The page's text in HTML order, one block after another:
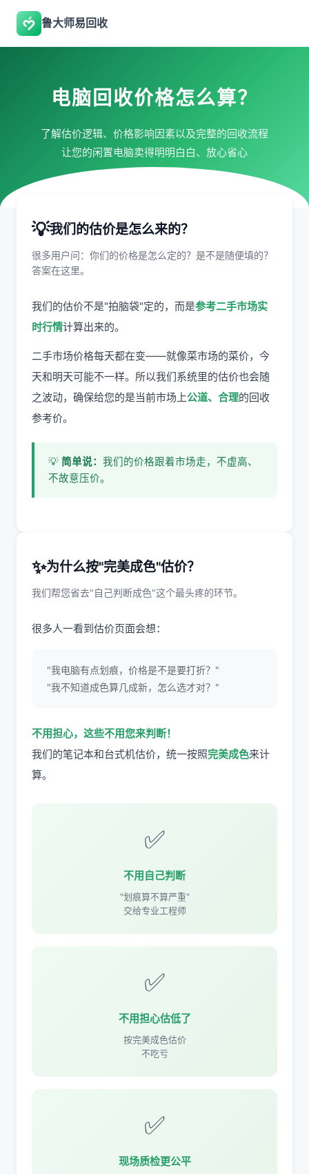
鲁大师易回收
电脑回收价格怎么算？
了解估价逻辑、价格影响因素以及完整的回收流程
让您的闲置电脑卖得明明白白、放心省心
💡我们的估价是怎么来的？
很多用户问：你们的价格是怎么定的？是不是随便填的？
答案在这里。
我们的估价不是"拍脑袋"定的，而是参考二手市场实
时行情计算出来的。
二手市场价格每天都在变——就像菜市场的菜价，今
天和明天可能不一样。所以我们系统里的估价也会随
之波动，确保给您的是当前市场上公道、合理的回收
参考价。
💡 简单说： 我们的价格跟着市场走，不虚高、
不故意压价。
✨为什么按"完美成色"估价？
我们帮您省去"自己判断成色"这个最头疼的环节。
很多人一看到估价页面会想：
"我电脑有点划痕，价格是不是要打折？"
"我不知道成色算几成新，怎么选才对？"
不用担心，这些不用您来判断！
我们的笔记本和台式机估价，统一按照完美成色来计
算。
✅
不用自己判断
"划痕算不算严重"
交给专业工程师
✅
不用担心估低了
按完美成色估价
不吃亏
✅
现场质检更公平